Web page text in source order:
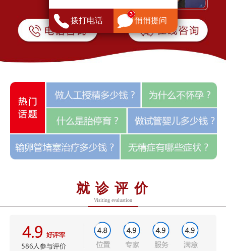
就诊评价
Visiting evaluation
拨打电话 悄悄提问